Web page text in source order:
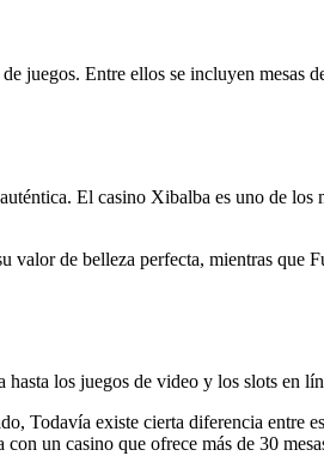
juegos. Entre ellos se incluyen mesas
El casino Xibalba es uno de
de belleza perfecta, mientras que
los juegos de video y los slots en
Todavía existe cierta diferencia entre
un casino que ofrece más de 30